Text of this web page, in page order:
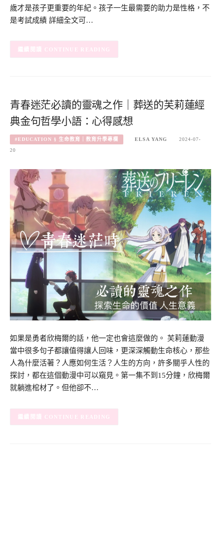
歲才是孩子更重要的年紀。孩子一生最需要的助力是性格，不
是考試成績 詳細全文可…
CONTINUE READING
青春迷茫必讀的靈魂之作｜葬送的芙莉蓮經
典金句哲學小語：心得感想
#EDUCATION § 生命教育｜教育升學專欄 ELSA YANG
2024-07-
20
如果是勇者欣梅爾的話，他一定也會這麼做的。 芙莉蓮動漫
當中很多句子都讓值得讓人回味，更深深觸動生命核心，那些
人為什麼活著？人應如何生活？人生的方向，許多關乎人性的
探討，都在這個動漫中可以窺見。第一集不到15分鐘，欣梅爾
就躺進棺材了。但他卻不…
CONTINUE READING